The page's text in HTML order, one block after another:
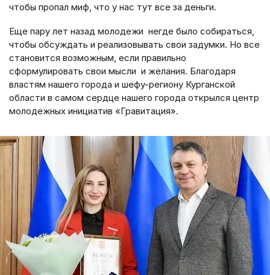
чтобы пропал миф, что у нас тут все за деньги.
Еще пару лет назад молодежи негде было собираться,
чтобы обсуждать и реализовывать свои задумки. Но все
становится возможным, если правильно
сформулировать свои мысли и желания. Благодаря
властям нашего города и шефу-региону Курганской
области в самом сердце нашего города открылся центр
молодежных инициатив «Гравитация».